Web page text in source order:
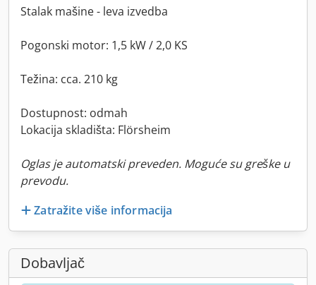
Stalak mašine - leva izvedba
Pogonski motor: 1,5 kW / 2,0 KS
Težina: cca. 210 kg
Dostupnost: odmah
Lokacija skladišta: Flörsheim
Oglas je automatski preveden. Moguće su greške u
prevodu.
Zatražite više informacija
Dobavljač